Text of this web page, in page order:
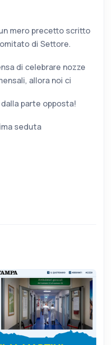
mero precetto scritto
di Settore.
di celebrare nozze
allora noi ci
parte opposta!
seduta